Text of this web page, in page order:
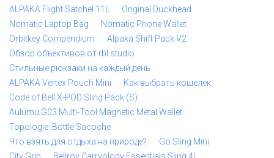
ALPAKA Flight Satchel 11L
Original Duckhead
Nomatic Laptop Bag
Nomatic Phone Wallet
Orbitkey Compendium
Alpaka Shift Pack V2
Обзор объективов от rbl.studio
Стильные рюкзаки на каждый день
ALPAKA Vertex Pouch Mini
Как выбрать кошелек
Code of Bell X-POD Sling Pack (S)
Aulumu G03 Multi-Tool Magnetic Metal Wallet
Topologie: Bottle Sacoche
Что взять для отдыха на природе?
Go Sling Mini